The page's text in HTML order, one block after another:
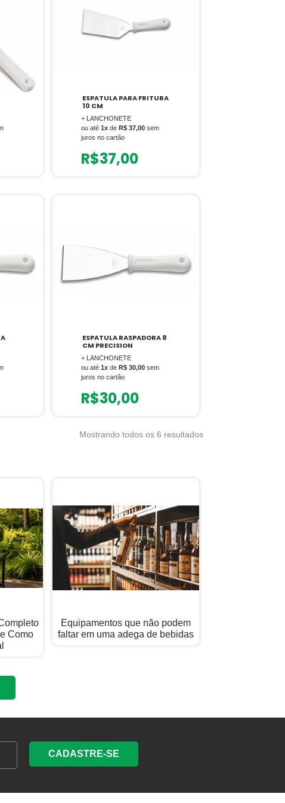
ESPATULA PARA FRITURA
10 CM
+ LANCHONETE
ou até1x de R$ 37,00 sem
juros no cartão
R$37,00
ESPATULA RASPADORA 8
CM PRECISION
+ LANCHONETE
ou até1x deR$ 30,00 sem
juros no cartão
R$30,00
Mostrando todos os 6 resultados
Como
Equipamentos que não podem
faltar em uma adega de bebidas
CADASTRE-SE